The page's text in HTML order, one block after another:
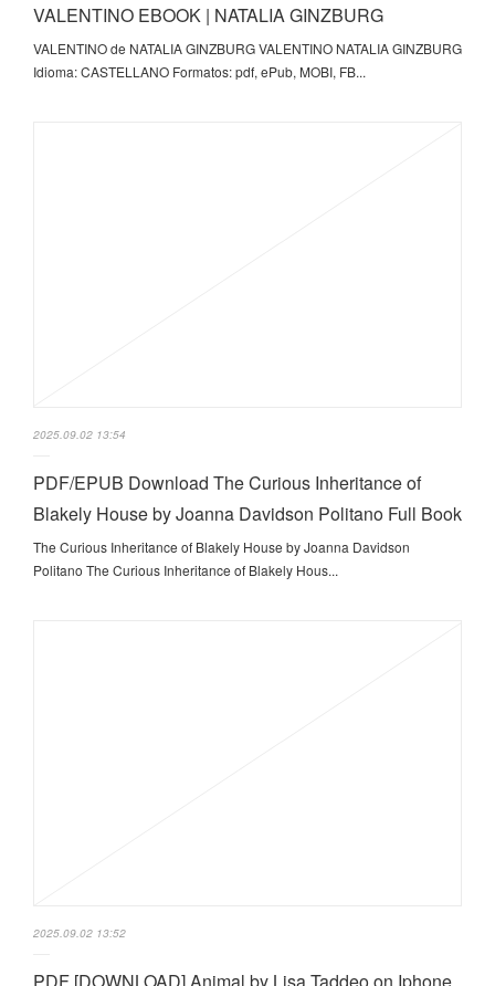
VALENTINO EBOOK | NATALIA GINZBURG
VALENTINO de NATALIA GINZBURG VALENTINO NATALIA GINZBURG
Idioma: CASTELLANO Formatos: pdf, ePub, MOBI, FB...
2025.09.02 13:54
PDF/EPUB Download The Curious Inheritance of
Blakely House by Joanna Davidson Politano Full Book
The Curious Inheritance of Blakely House by Joanna Davidson
Politano The Curious Inheritance of Blakely Hous...
2025.09.02 13:52